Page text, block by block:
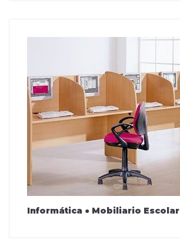
Informática ● Mobiliario Escolar